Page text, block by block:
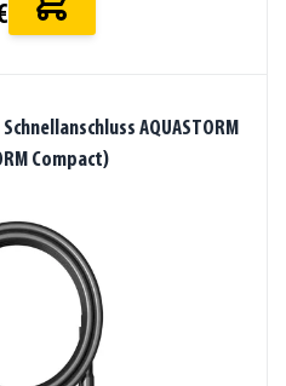
AQUASTORM
Compact)